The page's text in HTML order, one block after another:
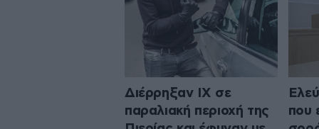
Διέρρηξαν ΙΧ σε
παραλιακή περιοχή της
που